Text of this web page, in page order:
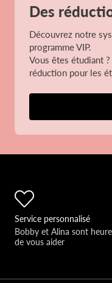
Des
Découvrez notre
programme VIP.
Vous êtes étudiant
réduction pour les
Service personnalisé
Bobby et Alina sont
de vous aider